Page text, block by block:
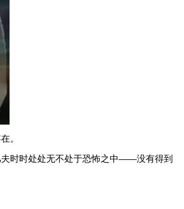
。
时时处处无不处于恐怖之中——没有得到